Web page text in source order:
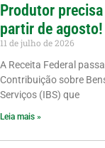
Produtor
partir de agosto!
11 de julho de 2026
A Receita Federal
Contribuição sobre
Serviços (IBS) que
Leia mais »